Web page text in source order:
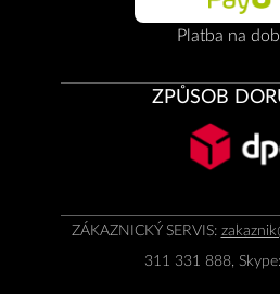
Platba na
ZPŮSOB
ZÁKAZNICKÝ SERVIS:
311 331 888,